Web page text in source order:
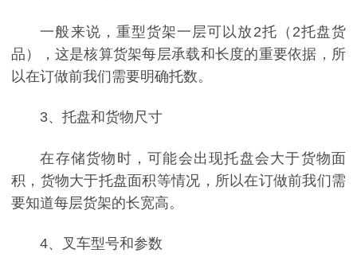
一般来说，重型货架一层可以放2托（2托盘货
品），这是核算货架每层承载和长度的重要依据，所
以在订做前我们需要明确托数。
3、托盘和货物尺寸
在存储货物时，可能会出现托盘会大于货物面
积，货物大于托盘面积等情况，所以在订做前我们需
要知道每层货架的长宽高。
4、叉车型号和参数